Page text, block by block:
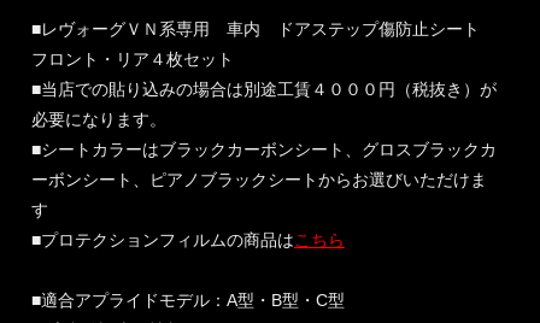
■レヴォーグＶＮ系専用 車内 ドアステップ傷防止シート
フロント・リア４枚セット
■当店での貼り込みの場合は別途工賃４０００円（税抜き）が
必要になります。
■シートカラーはブラックカーボンシート、グロスブラックカ
ーボンシート、ピアノブラックシートからお選びいただけま
す
■プロテクションフィルムの商品はこちら
■適合アプライドモデル：A型・B型・C型